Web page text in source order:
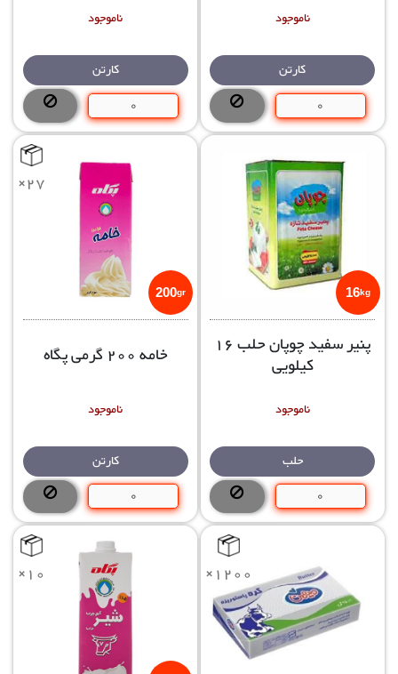
ناموجود
کارتن
ناموجود
کارتن
16kg
پنیر سفید چوپان حلب 16
کیلویی
ناموجود
حلب
×27
200gr
خامه 200 گرمی پگاه
ناموجود
کارتن
×1200
×10